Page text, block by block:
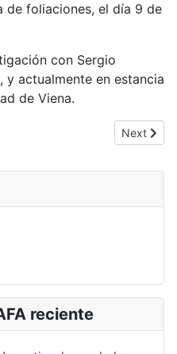
reciente
de foliaciones, el día 9 de
con Sergio
y actualmente en estancia
de Viena.
Alonso González a la
Next
Next